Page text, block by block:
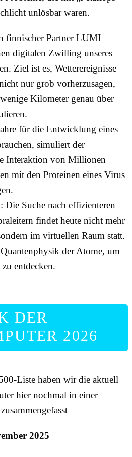
unlösbar waren.
finnischer Partner LUMI
digitalen Zwilling unseres
Ziel ist es, Wetterereignisse
nur grob vorherzusagen,
Kilometer genau über
für die Entwicklung eines
simuliert der
Interaktion von Millionen
mit den Proteinen eines Virus
Die Suche nach effizienteren
findet heute nicht mehr
im virtuellen Raum statt.
der Atome, um
entdecken.
DER
2026
Liste haben wir die aktuell
hier nochmal in einer
2025